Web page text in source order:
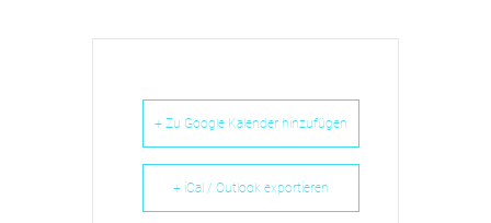
+ Zu Google Kalender hinzufügen
+ iCal / Outlook exportieren